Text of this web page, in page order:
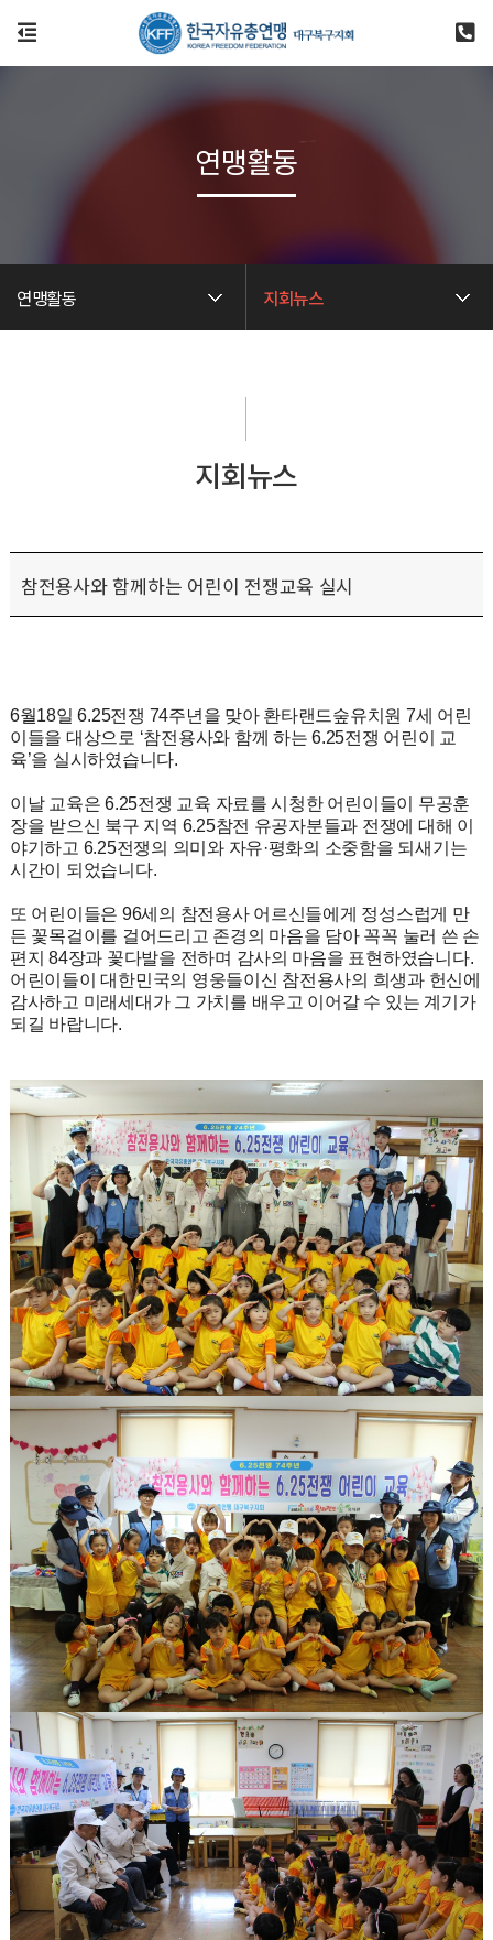
연맹활동 지회뉴스
연맹활동
지회뉴스
참전용사와 함께하는 어린이 전쟁교육 실시
6월18일 6.25전쟁 74주년을 맞아 환타랜드숲유치원 7세 어린
이들을 대상으로 ‘참전용사와 함께 하는 6.25전쟁 어린이 교
육’을 실시하였습니다.
이날 교육은 6.25전쟁 교육 자료를 시청한 어린이들이 무공훈
장을 받으신 북구 지역 6.25참전 유공자분들과 전쟁에 대해 이
야기하고 6.25전쟁의 의미와 자유·평화의 소중함을 되새기는
시간이 되었습니다.
또 어린이들은 96세의 참전용사 어르신들에게 정성스럽게 만
든 꽃목걸이를 걸어드리고 존경의 마음을 담아 꼭꼭 눌러 쓴 손
편지 84장과 꽃다발을 전하며 감사의 마음을 표현하였습니다.
어린이들이 대한민국의 영웅들이신 참전용사의 희생과 헌신에
감사하고 미래세대가 그 가치를 배우고 이어갈 수 있는 계기가
되길 바랍니다.